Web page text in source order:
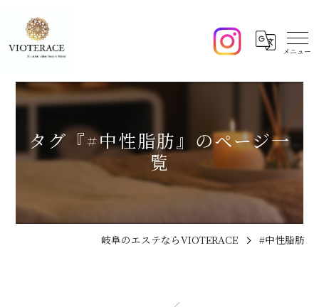
タグ『#中性脂肪』のページ一
覧
岐阜のエステならVIOTERACE #中性脂肪